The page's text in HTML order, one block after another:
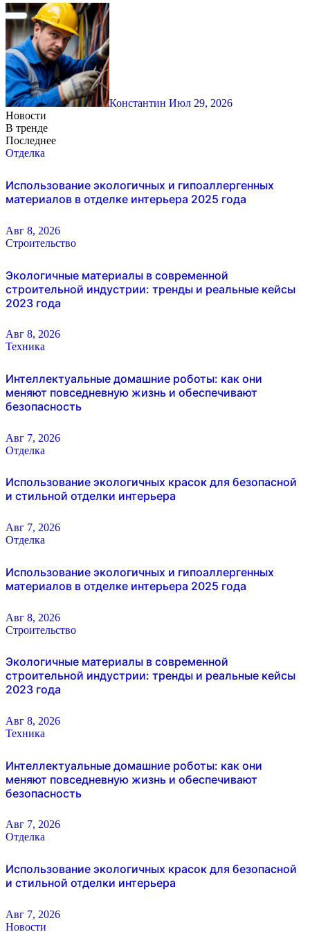
Константин Июл 29, 2026
Новости
В тренде
Последнее
Отделка
Использование экологичных и гипоаллергенных
материалов в отделке интерьера 2025 года
Авг 8, 2026
Строительство
Экологичные материалы в современной
строительной индустрии: тренды и реальные кейсы
2023 года
Авг 8, 2026
Техника
Интеллектуальные домашние роботы: как они
меняют повседневную жизнь и обеспечивают
безопасность
Авг 7, 2026
Отделка
Использование экологичных красок для безопасной
и стильной отделки интерьера
Авг 7, 2026
Отделка
Использование экологичных и гипоаллергенных
материалов в отделке интерьера 2025 года
Авг 8, 2026
Строительство
Экологичные материалы в современной
строительной индустрии: тренды и реальные кейсы
2023 года
Авг 8, 2026
Техника
Интеллектуальные домашние роботы: как они
меняют повседневную жизнь и обеспечивают
безопасность
Авг 7, 2026
Отделка
Использование экологичных красок для безопасной
и стильной отделки интерьера
Авг 7, 2026
Новости